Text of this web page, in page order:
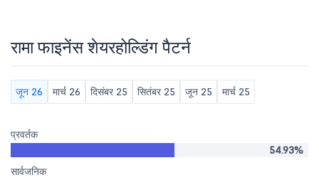
रामा फाइनेंस शेयरहोल्डिंग पैटर्न
जून 26 मार्च 26 दिसंबर 25 सितंबर 25 जून 25 मार्च 25
प्रवर्तक
54.93%
सार्वजनिक